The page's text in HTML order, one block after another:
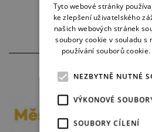
PARTNEŘI
Tyto webové stránky
ke zlepšení uživatelského
našich webových stránek
soubory cookie v souladu s
používání souborů cookie.
NEZBYTNĚ NUTNÉ
VÝKONOVÉ
SOUBORY CÍLENÍ